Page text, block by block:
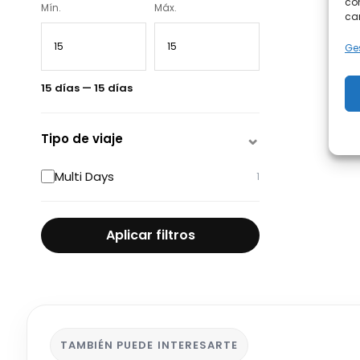
Mín. Máx.
15 días — 15 días
Tipo de viaje
Multi Days 1
Aplicar filtros
TAMBIÉN PUEDE INTERESARTE